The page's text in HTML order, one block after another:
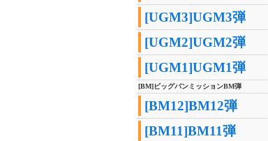
[UGM3]UGM3弾
[UGM2]UGM2弾
[UGM1]UGM1弾
[BM]ビッグバンミッションBM弾
[BM12]BM12弾
[BM11]BM11弾